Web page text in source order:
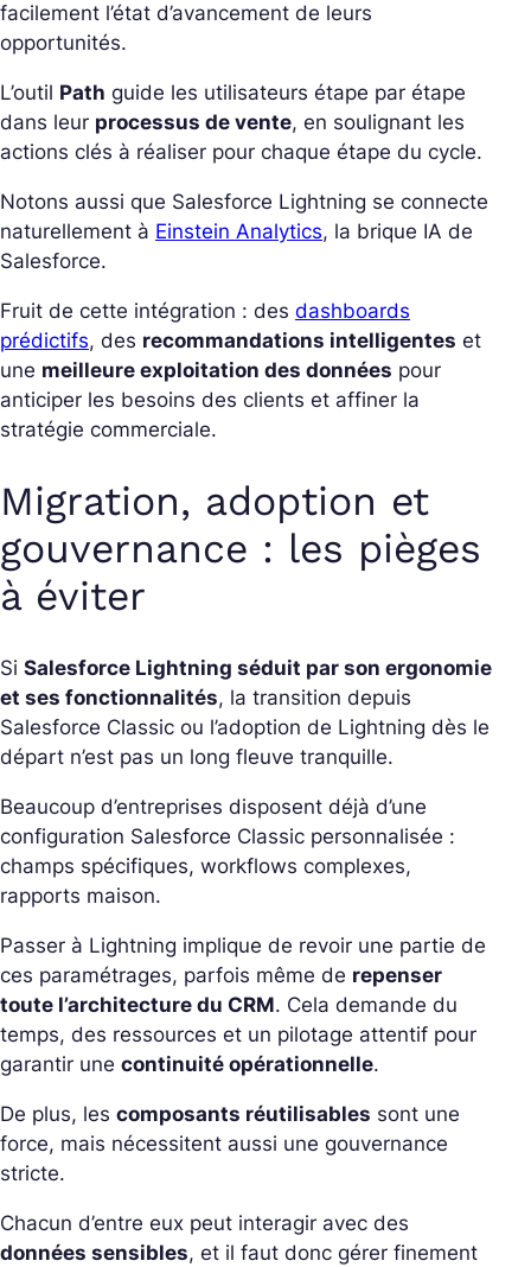
facilement l’état d’avancement de leurs
opportunités.
L’outil Path guide les utilisateurs étape par étape
dans leur processus de vente, en soulignant les
actions clés à réaliser pour chaque étape du cycle.
Notons aussi que Salesforce Lightning se connecte
naturellement à Einstein Analytics, la brique IA de
Salesforce.
Fruit de cette intégration : des dashboards
prédictifs, des recommandations intelligentes et
une meilleure exploitation des données pour
anticiper les besoins des clients et affiner la
stratégie commerciale.
Migration, adoption et
gouvernance : les pièges
à éviter
Si Salesforce Lightning séduit par son ergonomie
et ses fonctionnalités, la transition depuis
Salesforce Classic ou l’adoption de Lightning dès le
départ n’est pas un long fleuve tranquille.
Beaucoup d’entreprises disposent déjà d’une
configuration Salesforce Classic personnalisée :
champs spécifiques, workflows complexes,
rapports maison.
Passer à Lightning implique de revoir une partie de
ces paramétrages, parfois même de repenser
toute l’architecture du CRM. Cela demande du
temps, des ressources et un pilotage attentif pour
garantir une continuité opérationnelle.
De plus, les composants réutilisables sont une
force, mais nécessitent aussi une gouvernance
stricte.
Chacun d’entre eux peut interagir avec des
données sensibles, et il faut donc gérer finement